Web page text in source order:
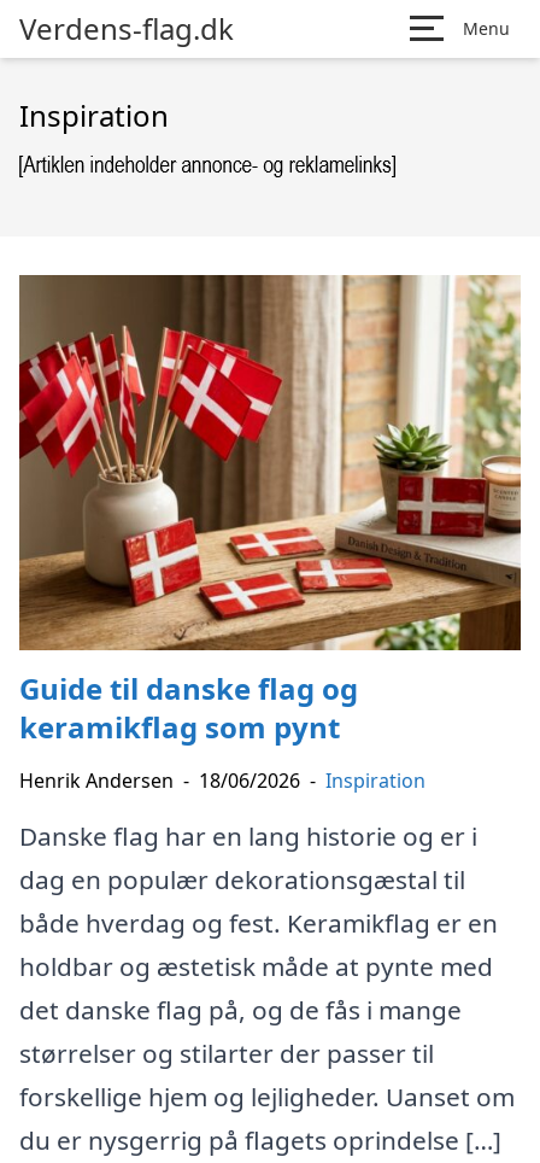
Verdens-flag.dk Menu
Inspiration
Guide til danske flag og
keramikflag som pynt
Henrik Andersen - 18/06/2026 - Inspiration
Danske flag har en lang historie og er i
dag en populær dekorationsgæstal til
både hverdag og fest. Keramikflag er en
holdbar og æstetisk måde at pynte med
det danske flag på, og de fås i mange
størrelser og stilarter der passer til
forskellige hjem og lejligheder. Uanset om
du er nysgerrig på flagets oprindelse […]